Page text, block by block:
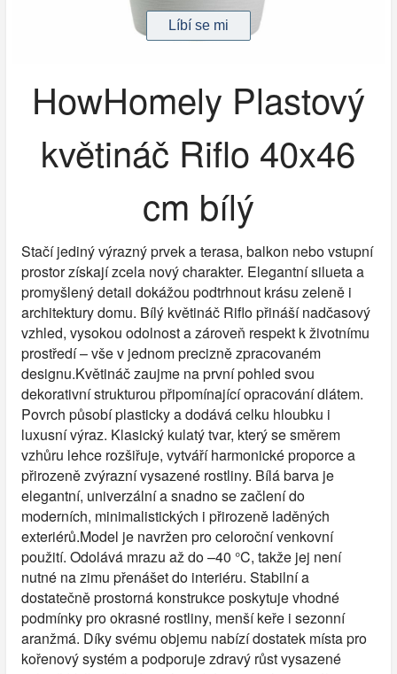
HowHomely Plastový
květináč Riflo 40x46
cm bílý
Stačí jediný výrazný prvek a terasa, balkon nebo vstupní
prostor získají zcela nový charakter. Elegantní silueta a
promyšlený detail dokážou podtrhnout krásu zeleně i
architektury domu. Bílý květináč Riflo přináší nadčasový
vzhled, vysokou odolnost a zároveň respekt k životnímu
prostředí – vše v jednom precizně zpracovaném
designu.Květináč zaujme na první pohled svou
dekorativní strukturou připomínající opracování dlátem.
Povrch působí plasticky a dodává celku hloubku i
luxusní výraz. Klasický kulatý tvar, který se směrem
vzhůru lehce rozšiřuje, vytváří harmonické proporce a
přirozeně zvýrazní vysazené rostliny. Bílá barva je
elegantní, univerzální a snadno se začlení do
moderních, minimalistických i přirozeně laděných
exteriérů.Model je navržen pro celoroční venkovní
použití. Odolává mrazu až do –40 °C, takže jej není
nutné na zimu přenášet do interiéru. Stabilní a
dostatečně prostorná konstrukce poskytuje vhodné
podmínky pro okrasné rostliny, menší keře i sezonní
aranžmá. Díky svému objemu nabízí dostatek místa pro
kořenový systém a podporuje zdravý růst vysazené